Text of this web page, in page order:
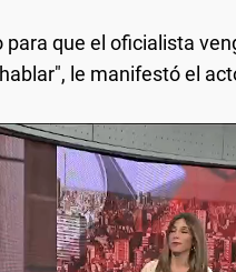
que el oficialista
le manifestó el